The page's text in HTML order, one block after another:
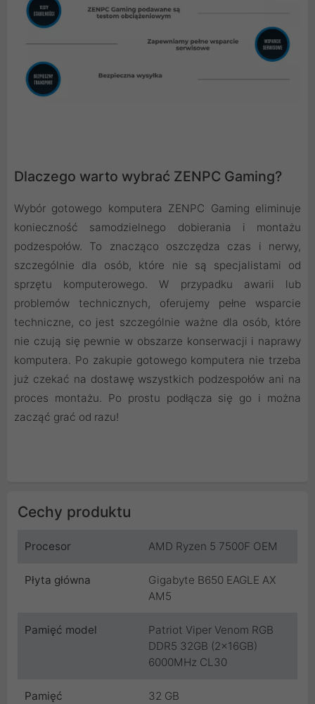
Dlaczego warto wybrać ZENPC Gaming?
Wybór gotowego komputera ZENPC Gaming eliminuje
konieczność samodzielnego dobierania i montażu
podzespołów. To znacząco oszczędza czas i nerwy,
szczególnie dla osób, które nie są specjalistami od
sprzętu komputerowego. W przypadku awarii lub
problemów technicznych, oferujemy pełne wsparcie
techniczne, co jest szczególnie ważne dla osób, które
nie czują się pewnie w obszarze konserwacji i naprawy
komputera. Po zakupie gotowego komputera nie trzeba
już czekać na dostawę wszystkich podzespołów ani na
proces montażu. Po prostu podłącza się go i można
zacząć grać od razu!
Cechy produktu
Procesor AMD Ryzen 5 7500F OEM
Płyta główna
Gigabyte B650 EAGLE AX
AM5
Pamięć model
Patriot Viper Venom RGB
DDR5 32GB (2x16GB)
6000MHz CL30
Pamięć 32 GB